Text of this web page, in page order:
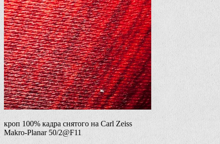
кроп 100% кадра снятого на Carl Zeiss
Makro-Planar 50/2@F11